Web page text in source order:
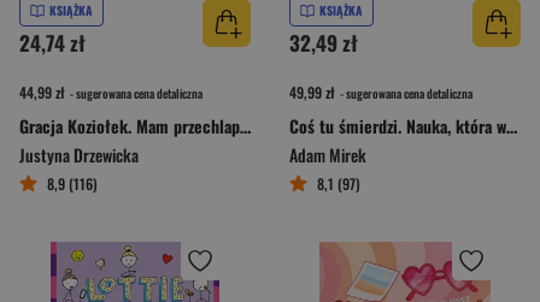
KSIĄŻKA
24,74 zł
44,99 zł - sugerowana cena detaliczna
Gracja Koziołek. Mam przechlapane
Justyna Drzewicka
8,9 (116)
KSIĄŻKA
32,49 zł
49,99 zł - sugerowana cena detaliczna
Coś tu śmierdzi. Nauka, która wrze, bulgocze i wybucha
Adam Mirek
8,1 (97)